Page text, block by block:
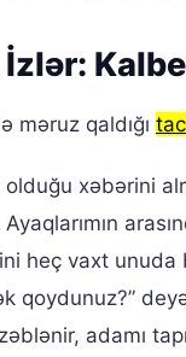
İzlər:
məruz qaldığı
xəbərini
Ayaqlarımın
heç vaxt
qoydunuz?”
adamı